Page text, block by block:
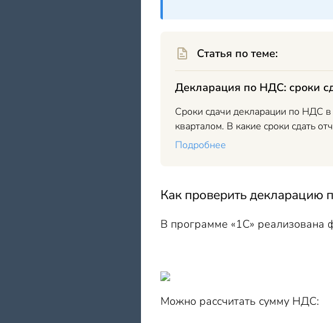
Статья по теме:
Декларация по НДС: сроки
Сроки сдачи декларации по НДС
кварталом. В какие сроки сдать
Подробнее
Как проверить декларацию
В программе «1С» реализована
Можно рассчитать сумму НДС: